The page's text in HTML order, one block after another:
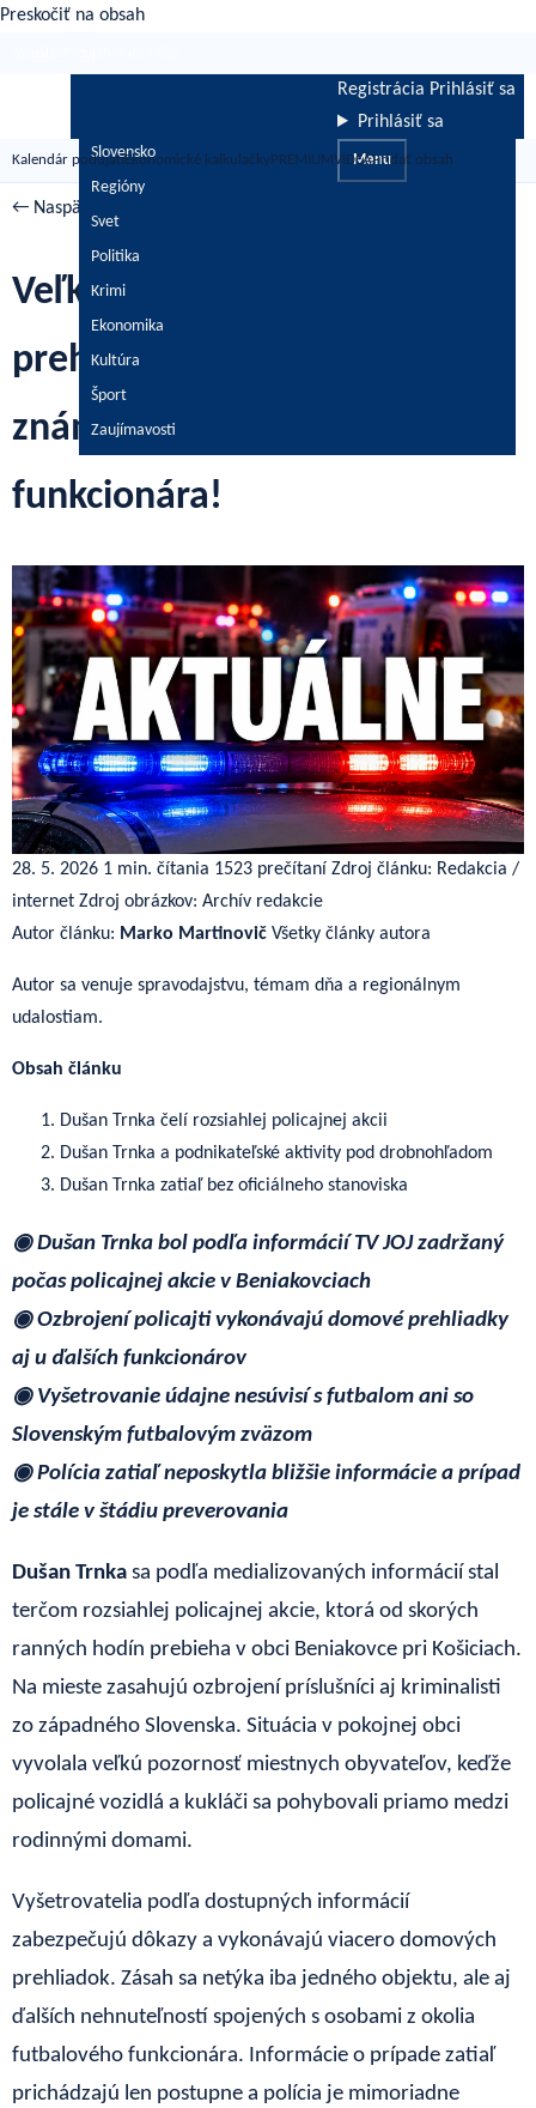
Preskočiť na obsah
Slovensko
Regióny
Svet
Politika
Krimi
Ekonomika
Kultúra
Šport
Zaujímavosti
Registrácia Prihlásiť sa
Prihlásiť sa
Menu
Kalendár podujatíEkonomické kalkulačkyPREMIUMVIDEÁPridať obsah
← Naspäť
Veľký zásah: Kukláči od rána
prehľadávajú domy. Zadržali
známeho futbalového
funkcionára!
28. 5. 2026 1 min. čítania 1523 prečítaní Zdroj článku: Redakcia /
internet Zdroj obrázkov: Archív redakcie
Autor článku: Marko Martinovič Všetky články autora
Autor sa venuje spravodajstvu, témam dňa a regionálnym
udalostiam.
Obsah článku
Dušan Trnka čelí rozsiahlej policajnej akcii
Dušan Trnka a podnikateľské aktivity pod drobnohľadom
Dušan Trnka zatiaľ bez oficiálneho stanoviska
◉ Dušan Trnka bol podľa informácií TV JOJ zadržaný
počas policajnej akcie v Beniakovciach
◉ Ozbrojení policajti vykonávajú domové prehliadky
aj u ďalších funkcionárov
◉ Vyšetrovanie údajne nesúvisí s futbalom ani so
Slovenským futbalovým zväzom
◉ Polícia zatiaľ neposkytla bližšie informácie a prípad
je stále v štádiu preverovania
Dušan Trnka sa podľa medializovaných informácií stal
terčom rozsiahlej policajnej akcie, ktorá od skorých
ranných hodín prebieha v obci Beniakovce pri Košiciach.
Na mieste zasahujú ozbrojení príslušníci aj kriminalisti
zo západného Slovenska. Situácia v pokojnej obci
vyvolala veľkú pozornosť miestnych obyvateľov, keďže
policajné vozidlá a kukláči sa pohybovali priamo medzi
rodinnými domami.
Vyšetrovatelia podľa dostupných informácií
zabezpečujú dôkazy a vykonávajú viacero domových
prehliadok. Zásah sa netýka iba jedného objektu, ale aj
ďalších nehnuteľností spojených s osobami z okolia
futbalového funkcionára. Informácie o prípade zatiaľ
prichádzajú len postupne a polícia je mimoriadne